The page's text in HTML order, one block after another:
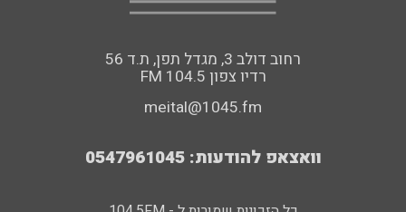
רחוב דולב 3, מגדל תפן, ת.ד 56
FM רדיו צפון 104.5
meital@1045.fm
וואצאפ להודעות: 0547961045